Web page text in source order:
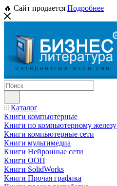
🔥 Сайт продается Подробнее
Каталог
Книги компьютерные
Книги по компьютерному железу
Книги компьютерные сети
Книги мультимедиа
Книги Нейронные сети
Книги ООП
Книги SolidWorks
Книги Прочая графика